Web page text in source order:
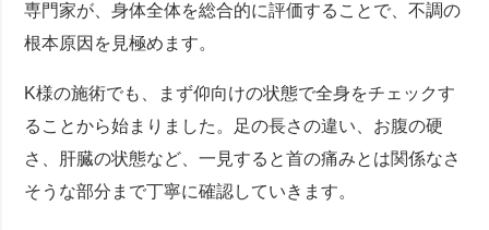
専門家が、身体全体を総合的に評価することで、不調の
根本原因を見極めます。
K様の施術でも、まず仰向けの状態で全身をチェックす
ることから始まりました。足の長さの違い、お腹の硬
さ、肝臓の状態など、一見すると首の痛みとは関係なさ
そうな部分まで丁寧に確認していきます。